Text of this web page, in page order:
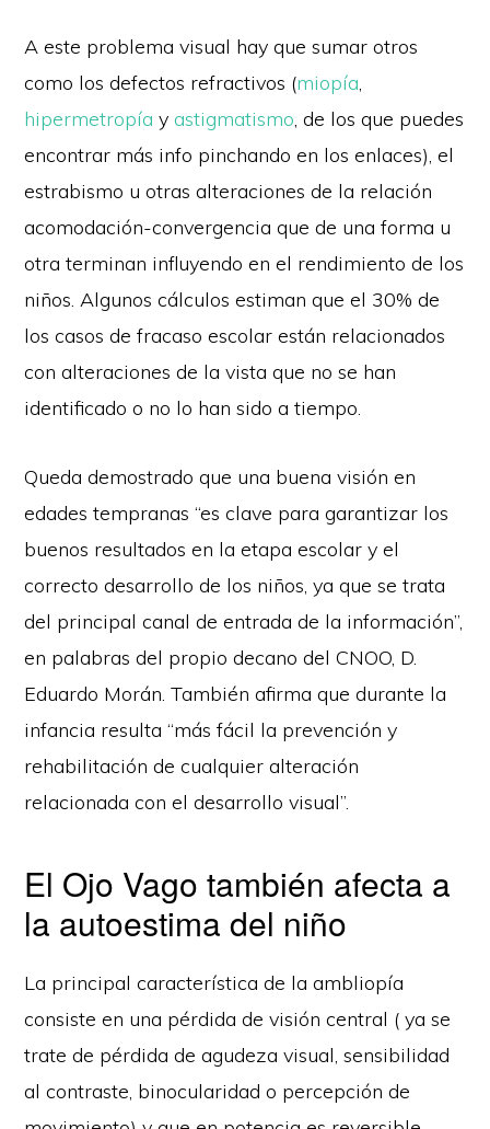
A este problema visual hay que sumar otros
como los defectos refractivos (miopía,
hipermetropía yastigmatismo, de los que puedes
encontrar más info pinchando en los enlaces), el
estrabismo u otras alteraciones de la relación
acomodación-convergencia que de una forma u
otra terminan influyendo en el rendimiento de los
niños. Algunos cálculos estiman que el 30% de
los casos de fracaso escolar están relacionados
con alteraciones de la vista que no se han
identificado o no lo han sido a tiempo.
Queda demostrado que una buena visión en
edades tempranas “es clave para garantizar los
buenos resultados en la etapa escolar y el
correcto desarrollo de los niños, ya que se trata
del principal canal de entrada de la información”,
en palabras del propio decano del CNOO, D.
Eduardo Morán. También afirma que durante la
infancia resulta “más fácil la prevención y
rehabilitación de cualquier alteración
relacionada con el desarrollo visual”.
El Ojo Vago también afecta a
la autoestima del niño
La principal característica de la ambliopía
consiste en una pérdida de visión central ( ya se
trate de pérdida de agudeza visual, sensibilidad
al contraste, binocularidad o percepción de